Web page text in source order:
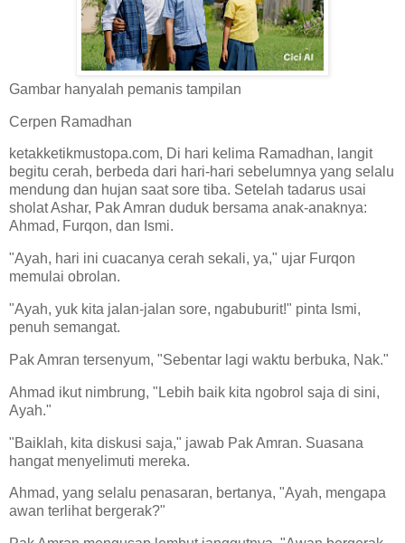
Gambar hanyalah pemanis tampilan
Cerpen Ramadhan
ketakketikmustopa.com, Di hari kelima Ramadhan, langit
begitu cerah, berbeda dari hari-hari sebelumnya yang selalu
mendung dan hujan saat sore tiba. Setelah tadarus usai
sholat Ashar, Pak Amran duduk bersama anak-anaknya:
Ahmad, Furqon, dan Ismi.
"Ayah, hari ini cuacanya cerah sekali, ya," ujar Furqon
memulai obrolan.
"Ayah, yuk kita jalan-jalan sore, ngabuburit!" pinta Ismi,
penuh semangat.
Pak Amran tersenyum, "Sebentar lagi waktu berbuka, Nak."
Ahmad ikut nimbrung, "Lebih baik kita ngobrol saja di sini,
Ayah."
"Baiklah, kita diskusi saja," jawab Pak Amran. Suasana
hangat menyelimuti mereka.
Ahmad, yang selalu penasaran, bertanya, "Ayah, mengapa
awan terlihat bergerak?"